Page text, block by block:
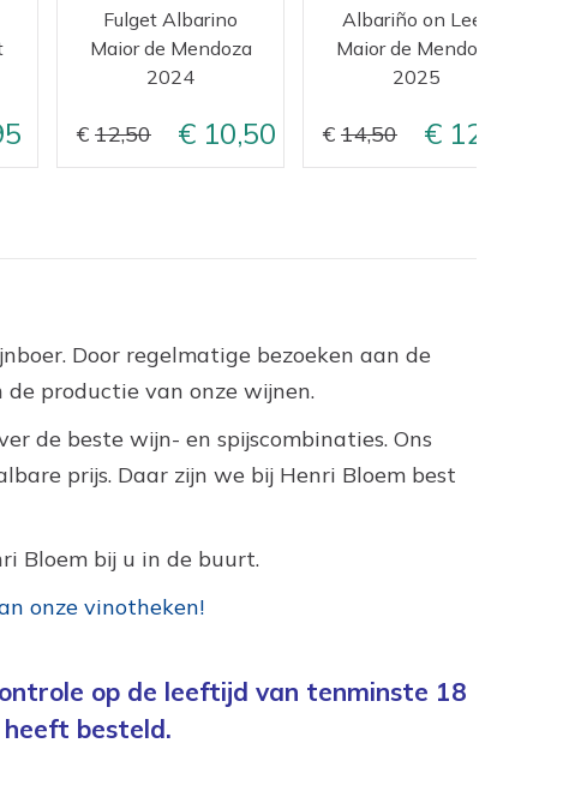
Fulget Albarino
Maior de Mendoza
2024
12,50 10,50
Albariño on Lees
Maior de Mendoza
2025
14,50 12,50
Door regelmatige bezoeken aan de
productie van onze wijnen.
de beste wijn- en spijscombinaties. Ons
prijs. Daar zijn we bij Henri Bloem best
Bloem bij u in de buurt.
onze vinotheken!
op de leeftijd van tenminste 18
besteld.